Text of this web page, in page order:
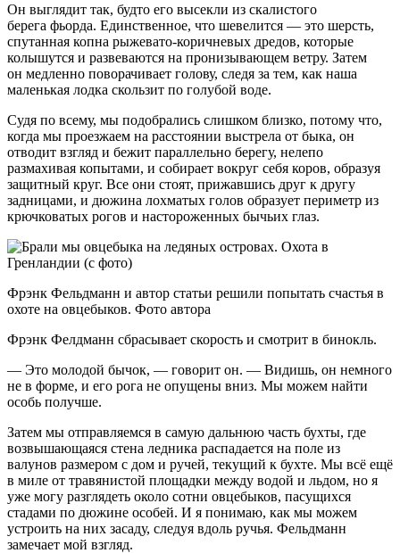
Он выглядит так, будто его высекли из скалистого
берега фьорда. Единственное, что шевелится — это шерсть,
спутанная копна рыжевато-коричневых дредов, которые
колышутся и развеваются на пронизывающем ветру. Затем
он медленно поворачивает голову, следя за тем, как наша
маленькая лодка скользит по голубой воде.
Судя по всему, мы подобрались слишком близко, потому что,
когда мы проезжаем на расстоянии выстрела от быка, он
отводит взгляд и бежит параллельно берегу, нелепо
размахивая копытами, и собирает вокруг себя коров, образуя
защитный круг. Все они стоят, прижавшись друг к другу
задницами, и дюжина лохматых голов образует периметр из
крючковатых рогов и настороженных бычьих глаз.
Фрэнк Фельдманн и автор статьи решили попытать счастья в
охоте на овцебыков. Фото автора
Фрэнк Фелдманн сбрасывает скорость и смотрит в бинокль.
— Это молодой бычок, — говорит он. — Видишь, он немного
не в форме, и его рога не опущены вниз. Мы можем найти
особь получше.
Затем мы отправляемся в самую дальнюю часть бухты, где
возвышающаяся стена ледника распадается на поле из
валунов размером с дом и ручей, текущий к бухте. Мы всё ещё
в миле от травянистой площадки между водой и льдом, но я
уже могу разглядеть около сотни овцебыков, пасущихся
стадами по дюжине особей. И я понимаю, как мы можем
устроить на них засаду, следуя вдоль ручья. Фельдманн
замечает мой взгляд.